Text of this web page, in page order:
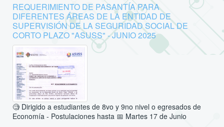
REQUERIMIENTO DE PASANTÍA PARA
DIFERENTES ÁREAS DE LA ENTIDAD DE
SUPERVISIÓN DE LA SEGURIDAD SOCIAL DE
CORTO PLAZO "ASUSS" - JUNIO 2025
🧐 Dirigido a estudiantes de 8vo y 9no nivel o egresados de
Economía - Postulaciones hasta 📅 Martes 17 de Junio